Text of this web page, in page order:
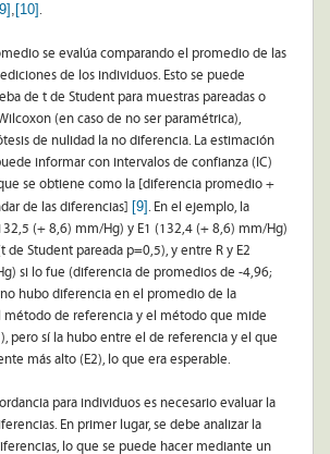
, [10].
se evalúa comparando el promedio de las
de los individuos. Esto se puede
de t de Student para muestras pareadas o
(en caso de no ser paramétrica),
de nulidad la no diferencia. La estimación
informar con intervalos de confianza (IC)
se obtiene como la [diferencia promedio +
de las diferencias]
[9]. En el ejemplo, la
(+ 8,6) mm/Hg) y E1 (132,4 (+ 8,6) mm/Hg)
de Student pareada p=0,5), y entre R y E2
si lo fue (diferencia de promedios de -4,96;
no hubo diferencia en el promedio de la
método de referencia y el método que mide
pero sí la hubo entre el de referencia y el que
más alto (E2), lo que era esperable.
para individuos es necesario evaluar la
En primer lugar, se debe analizar la
lo que se puede hacer mediante un